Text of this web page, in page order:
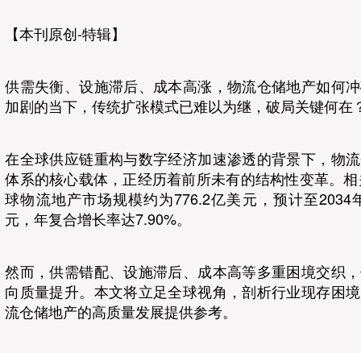
【本刊原创-特辑】
供需失衡、设施滞后、成本高涨，物流仓储地产如何
加剧的当下，传统扩张模式已难以为继，破局关键何在
在全球供应链重构与数字经济加速渗透的背景下，物
体系的核心载体，正经历着前所未有的结构性变革。
球物流地产市场规模约为776.2亿美元，预计至2034
元，年复合增长率达7.90%。
然而，供需错配、设施滞后、成本高等多重困境交织
向质量提升。本文将立足全球视角，剖析行业现存困
流仓储地产的高质量发展提供参考。